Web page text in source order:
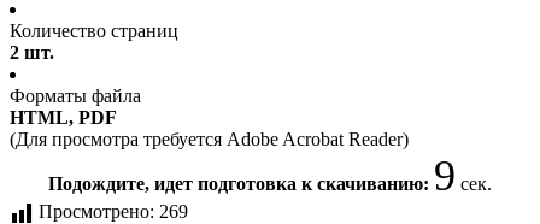
Количество страниц
2 шт.
Форматы файла
HTML, PDF
(Для просмотра требуется Adobe Acrobat Reader)
Подождите, идет подготовка к скачиванию: 9 сек.
Просмотрено: 269